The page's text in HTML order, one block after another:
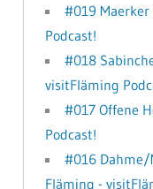
#019
Podcast!
#018
visitFläming
#017 Offene
Podcast!
#016
Fläming -